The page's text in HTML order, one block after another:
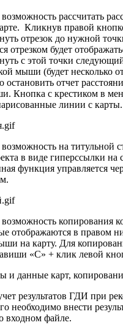
рассчитать
Кликнув правой
отрезок до нужной
отрезком будет
с этой точки
мыши (будет несколько
остановить отчет
Кнопка с крестиком в
линии с карты.
на титульной
в виде гиперссылки
функция управляется
копирования
отображаются в правом
на карту. Для
«С» + клик левой
результатов ГДИ при
необходимо внести
входном файле.